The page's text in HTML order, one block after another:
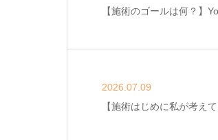
【施術のゴールは何？】
2026.07.09
【施術はじめに私が考え